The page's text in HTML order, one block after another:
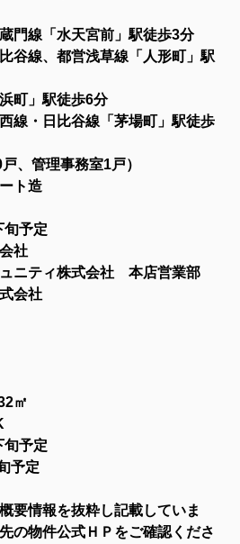
門線「水天宮前」駅徒歩3分
谷線、都営浅草線「人形町」駅
」駅徒歩6分
日比谷線「茅場町」駅徒歩
、管理事務室1戸）
ト造
予定
社
ニティ株式会社 本店営業部
会社
㎡
予定
予定
要情報を抜粋し記載していま
の物件公式ＨＰをご確認くださ